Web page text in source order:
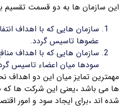
این سازمان ها به دو قسمت تقسیم
سازمان هایی که با اهداف
عضوها تاسیس گردد.
سازمان هایی که با اهداف
سودها میان اعضاء تاسیس
مهمترین تمایز میان این دو
ها می باشد ،یعنی این شرکت ها که
شده اند ،برای ایجاد سود و امور